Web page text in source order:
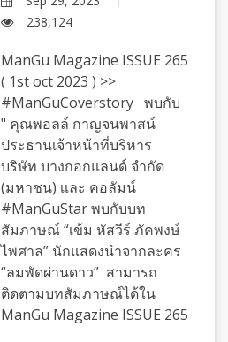
238,124
ManGu Magazine ISSUE 265
( 1st oct 2023 ) >>
#ManGuCoverstory พบกับ
" คุณพอลล์ กาญจนพาสน์
ประธานเจ้าหน้าที่บริหาร
บริษัท บางกอกแลนด์ จำกัด
(มหาชน) เเละ คอลัมน์
#ManGuStar พบกับบท
สัมภาษณ์ “เข้ม หัสวีร์ ภัคพงษ์
ไพศาล” นักแสดงนำจากละคร
“ลมพัดผ่านดาว” สามารถ
ติดตามบทสัมภาษณ์ได้ใน
ManGu Magazine ISSUE 265